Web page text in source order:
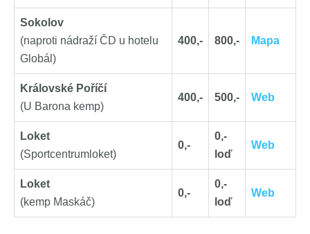
Sokolov
(naproti nádraží ČD u hotelu
Globál)
400,- 800,- Mapa
Královské Poříčí
(U Barona kemp)
400,- 500,- Web
Loket
(Sportcentrumloket)
0,-
0,-
loď
Web
Loket
(kemp Maskáč)
0,-
0,-
loď
Web